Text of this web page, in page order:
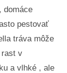
domáce
pestovať
tráva môže
rast v
a vlhké , ale